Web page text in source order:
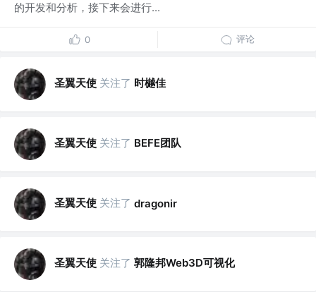
的开发和分析，接下来会进行...
0 评论
圣翼天使 关注了 时樾佳
圣翼天使 关注了 BEFE团队
圣翼天使 关注了 dragonir
圣翼天使 关注了 郭隆邦Web3D可视化